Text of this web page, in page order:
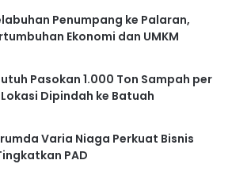
Penumpang ke Palaran,
Ekonomi dan UMKM
Pasokan 1.000 Ton Sampah per
Lokasi Dipindah ke Batuah
Varia Niaga Perkuat Bisnis
PAD